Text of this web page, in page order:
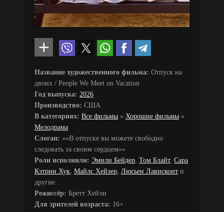
Название художественного фильма: Отпуск на
двоих / People We Meet on Vacation
Год выпуска: 2026
Производство: США
В категориях: Все фильмы » Хорошие фильмы »
Мелодрама
Слоган: ««В отпуске вы можете свободно
следовать за своим сердцем»»
Роли исполнили: Эмили Бейдер Том Блайт, Сара
Кэтрин Хук Майлс Хейзер Люсьен Лависконт и
другие
Режиссёр: Бретт Хейли
Для зрителей возраста: 16+